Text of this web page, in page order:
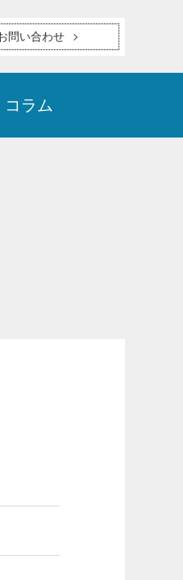
問い合わせ
コラム